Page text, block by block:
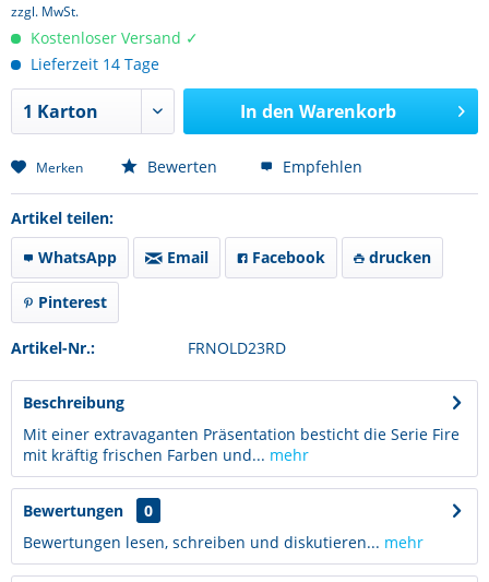
zzgl. MwSt.
Kostenloser Versand ✓
Lieferzeit 14 Tage
In den Warenkorb
Merken Bewerten Empfehlen
Artikel teilen:
WhatsApp
Email Facebook drucken
Pinterest
Artikel-Nr.: FRNOLD23RD
Beschreibung
Mit einer extravaganten Präsentation besticht die Serie Fire
mit kräftig frischen Farben und... mehr
Bewertungen
0
Bewertungen lesen, schreiben und diskutieren... mehr